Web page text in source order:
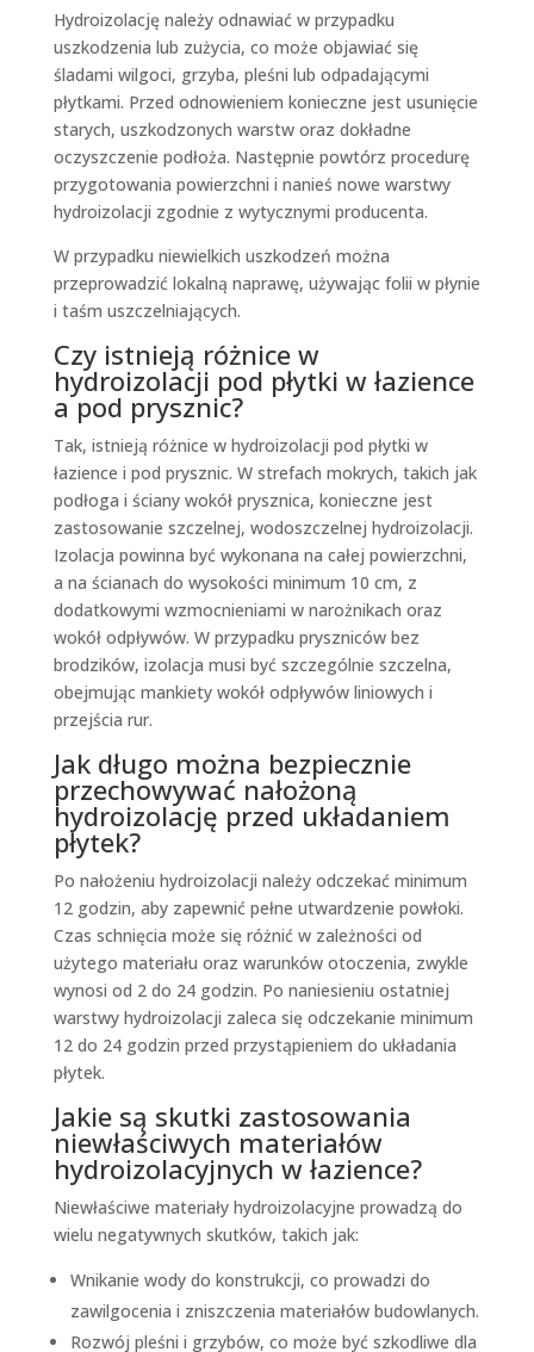
Hydroizolację należy odnawiać w przypadku
uszkodzenia lub zużycia, co może objawiać się
śladami wilgoci, grzyba, pleśni lub odpadającymi
płytkami. Przed odnowieniem konieczne jest usunięcie
starych, uszkodzonych warstw oraz dokładne
oczyszczenie podłoża. Następnie powtórz procedurę
przygotowania powierzchni i nanieś nowe warstwy
hydroizolacji zgodnie z wytycznymi producenta.
W przypadku niewielkich uszkodzeń można
przeprowadzić lokalną naprawę, używając folii w płynie
i taśm uszczelniających.
Czy istnieją różnice w
hydroizolacji pod płytki w łazience
a pod prysznic?
Tak, istnieją różnice w hydroizolacji pod płytki w
łazience i pod prysznic. W strefach mokrych, takich jak
podłoga i ściany wokół prysznica, konieczne jest
zastosowanie szczelnej, wodoszczelnej hydroizolacji.
Izolacja powinna być wykonana na całej powierzchni,
a na ścianach do wysokości minimum 10 cm, z
dodatkowymi wzmocnieniami w narożnikach oraz
wokół odpływów. W przypadku pryszniców bez
brodzików, izolacja musi być szczególnie szczelna,
obejmując mankiety wokół odpływów liniowych i
przejścia rur.
Jak długo można bezpiecznie
przechowywać nałożoną
hydroizolację przed układaniem
płytek?
Po nałożeniu hydroizolacji należy odczekać minimum
12 godzin, aby zapewnić pełne utwardzenie powłoki.
Czas schnięcia może się różnić w zależności od
użytego materiału oraz warunków otoczenia, zwykle
wynosi od 2 do 24 godzin. Po naniesieniu ostatniej
warstwy hydroizolacji zaleca się odczekanie minimum
12 do 24 godzin przed przystąpieniem do układania
płytek.
Jakie są skutki zastosowania
niewłaściwych materiałów
hydroizolacyjnych w łazience?
Niewłaściwe materiały hydroizolacyjne prowadzą do
wielu negatywnych skutków, takich jak:
Wnikanie wody do konstrukcji, co prowadzi do
zawilgocenia i zniszczenia materiałów budowlanych.
Rozwój pleśni i grzybów, co może być szkodliwe dla